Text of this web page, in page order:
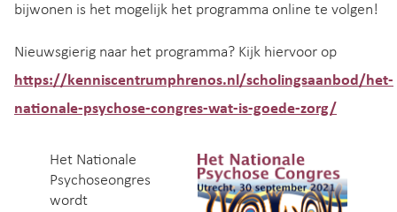
bijwonen is het mogelijk het programma online te volgen!
Nieuwsgierig naar het programma? Kijk hiervoor op
https://kenniscentrumphrenos.nl/scholingsaanbod/het-
nationale-psychose-congres-wat-is-goede-zorg/
Het Nationale
Psychoseongres
wordt